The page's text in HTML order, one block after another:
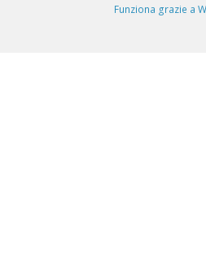
Funziona grazie a